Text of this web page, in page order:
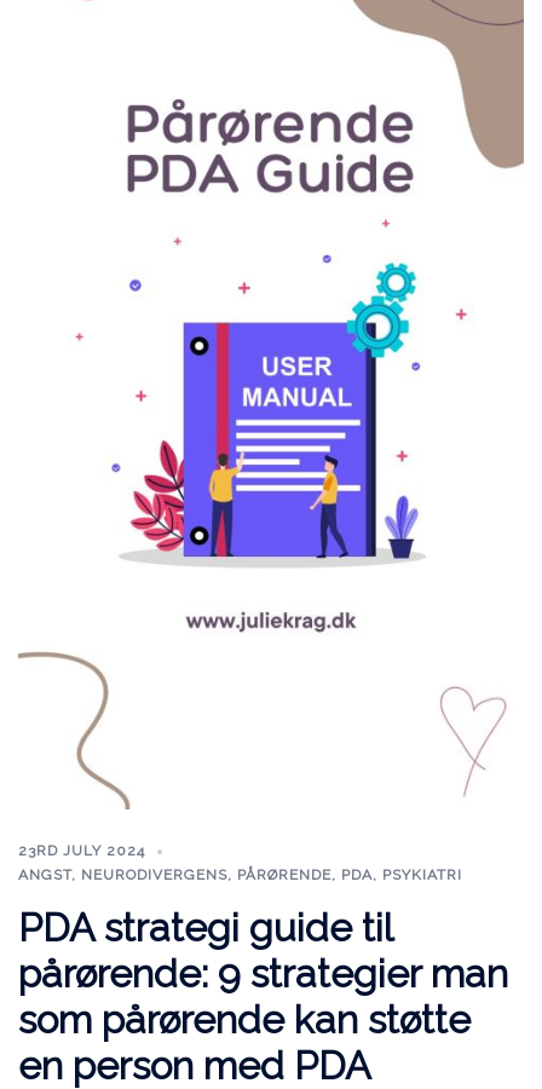
23RD JULY 2024
ANGST, NEURODIVERGENS, PÅRØRENDE, PDA, PSYKIATRI
PDA strategi guide til
pårørende: 9 strategier man
som pårørende kan støtte
en person med PDA